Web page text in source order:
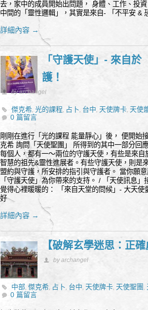
去，家中的成員開始出問題， 身體、工作、
中間的「靈性邏輯」，其實是來自- 「不平安 &
詳細內容 →
「守護天使」- 來自
護！
by archangel
傑克希,光的課程, 占卜, 台中, 天使牌卡, 天使
靈,靈性諮詢
0 篇留言
剛剛在進行「光的課程 能量靜心」後， 便開始
克希 詢問「天使聖團」 所得到的其中一部分回
每個人，都有一～兩位的守護天使，有些是來
智慧的祖先&靈性進展者。有些守護天使，則是
盟約與守護，所安排的指引與守護者。 當你願
「守護天使」為你帶來的支持。 / 「天使訊息
覺得心裡暖暖的： 「來自天堂的問候」- 大天
好
詳細內容 →
【破解玄學迷思：正
by archangel
中部,傑克希, 占卜, 台中, 天使牌卡, 天使聖團 ,
量,覺察,
0 篇留言